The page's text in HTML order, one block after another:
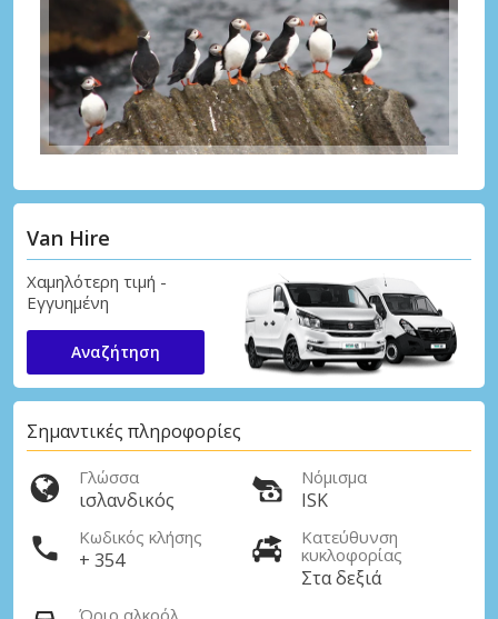
Van Hire
Χαμηλότερη τιμή -
Εγγυημένη
Αναζήτηση
Σημαντικές πληροφορίες
Γλώσσα
ισλανδικός
Νόμισμα
ISK
Κωδικός κλήσης
+ 354
Κατεύθυνση
κυκλοφορίας
Στα δεξιά
Όριο αλκοόλ